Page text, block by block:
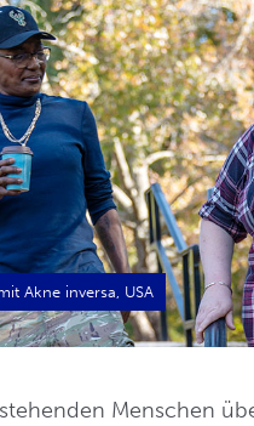
Menschen